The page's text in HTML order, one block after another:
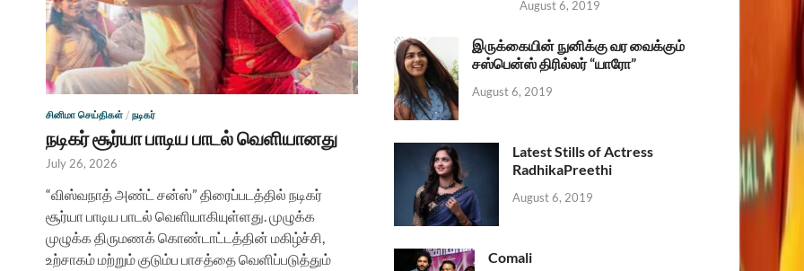
சினிமா செய்திகள் / நடிகர்
நடிகர் சூர்யா பாடிய பாடல் வெளியானது
July 26, 2026
“விஸ்வநாத் அண்ட் சன்ஸ்” திரைப்படத்தில் நடிகர்
சூர்யா பாடிய பாடல் வெளியாகியுள்ளது. முழுக்க
முழுக்க திருமணக் கொண்டாட்டத்தின் மகிழ்ச்சி,
உற்சாகம் மற்றும் குடும்ப பாசத்தை வெளிப்படுத்தும்
August 6, 2019
இருக்கையின் நுனிக்கு வர வைக்கும்
சஸ்பென்ஸ் திரில்லர் “யாரோ”
August 6, 2019
Latest Stills of Actress
RadhikaPreethi
August 6, 2019
Comali